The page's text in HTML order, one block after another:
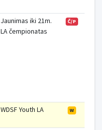
Jaunimas iki 21m.
LA čempionatas
Č/P
WDSF Youth LA W